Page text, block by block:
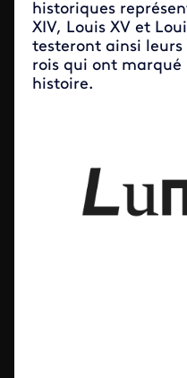
historiques
XIV, Louis XV et
testeront ainsi leurs
rois qui ont marqué
histoire.